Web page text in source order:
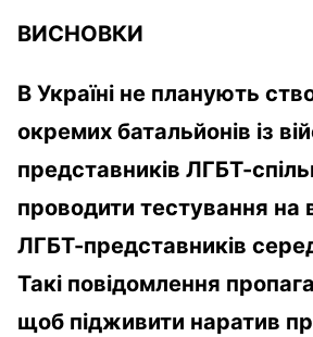
ВИСНОВКИ
В Україні не планують
окремих батальйонів із
представників ЛГБТ-
проводити тестування на
ЛГБТ-представників
Такі повідомлення
щоб підживити наратив